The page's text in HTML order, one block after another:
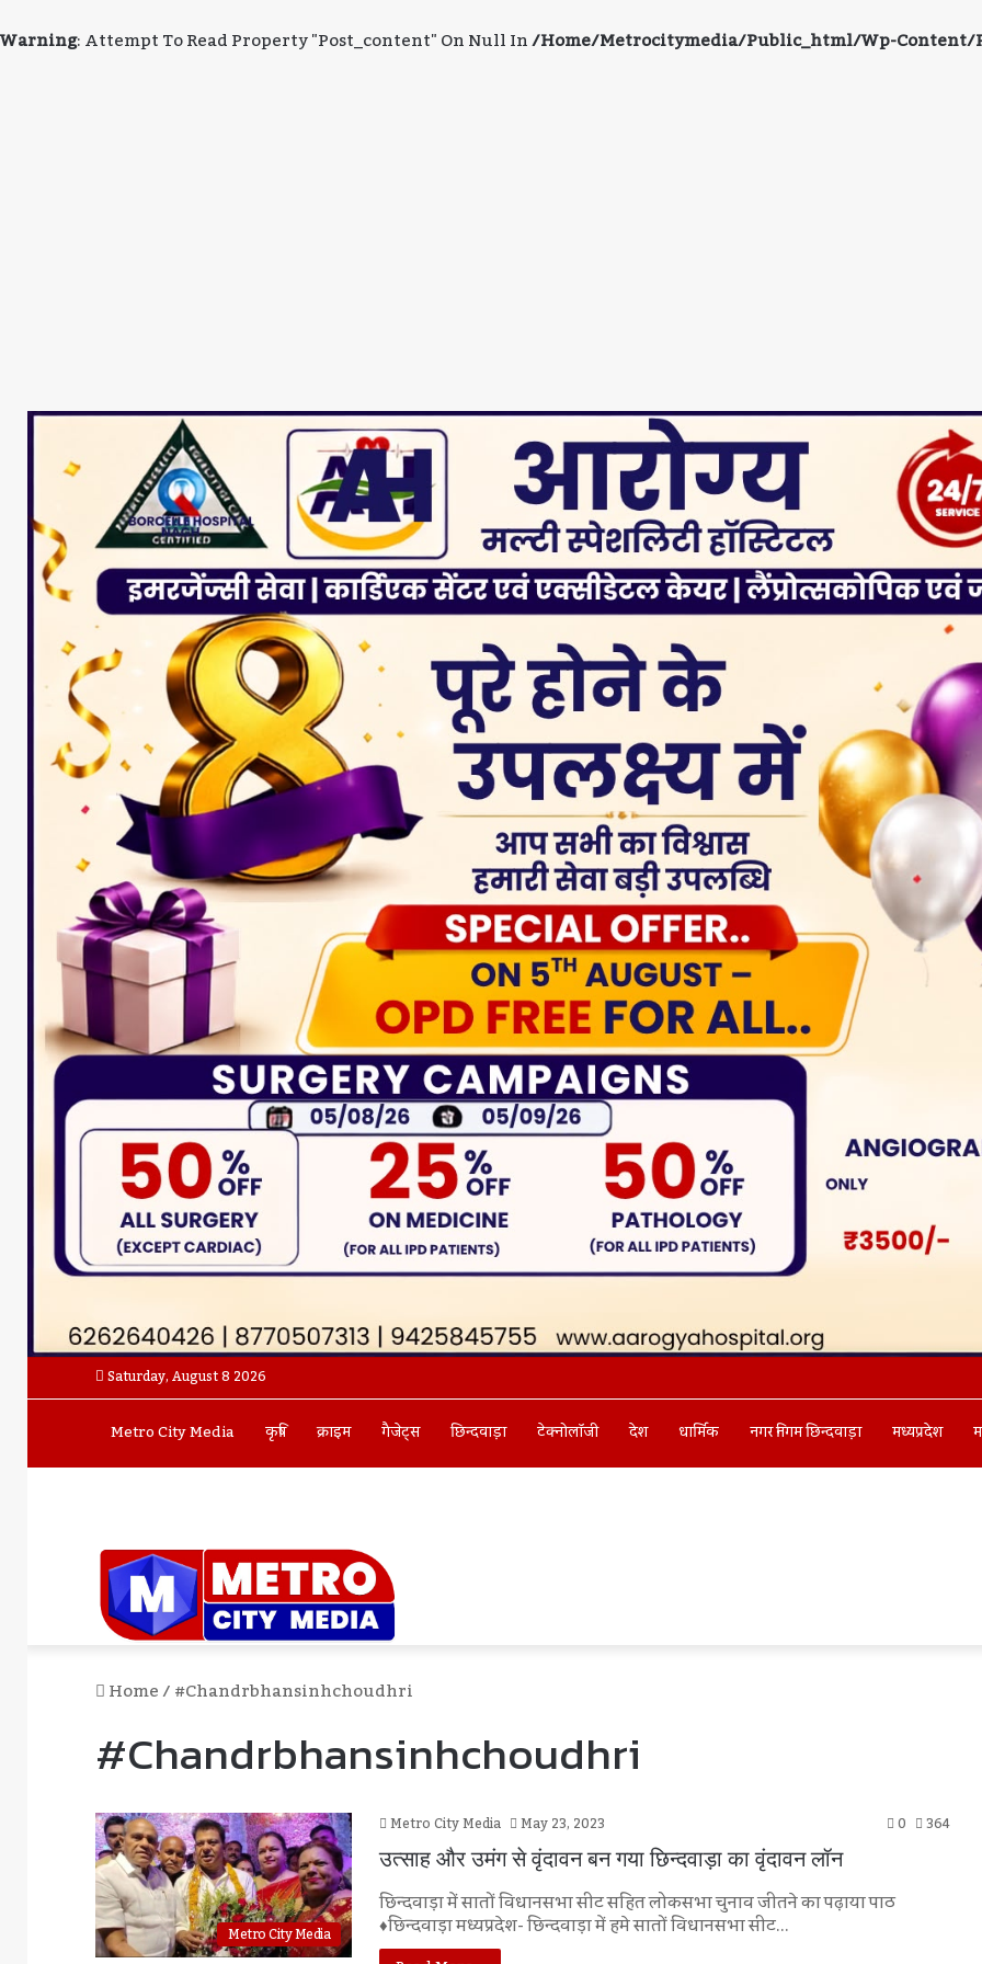
Warning: Attempt To Read Property "post_content" On Null In/home/metrocitymedia/public_html/wp-Content/
Saturday, August 8 2026
Metro City Media कृषि क्राइम गैजेट्स छिन्दवाड़ा टेक्नोलॉजी देश धार्मिक नगर निगम छिन्दवाड़ा मध्यप्रदेश
Home/#chandrbhansinhchoudhri
#chandrbhansinhchoudhri
Metro City Media
Metro City Media May 23, 2023 0 364
उत्साह और उमंग से वृंदावन बन गया छिन्दवाड़ा का वृंदावन लॉन
छिन्दवाड़ा में सातों विधानसभा सीट सहित लोकसभा चुनाव जीतने का पढ़ाया पाठ
♦छिन्दवाड़ा मध्यप्रदेश- छिन्दवाड़ा में हमे सातों विधानसभा सीट…